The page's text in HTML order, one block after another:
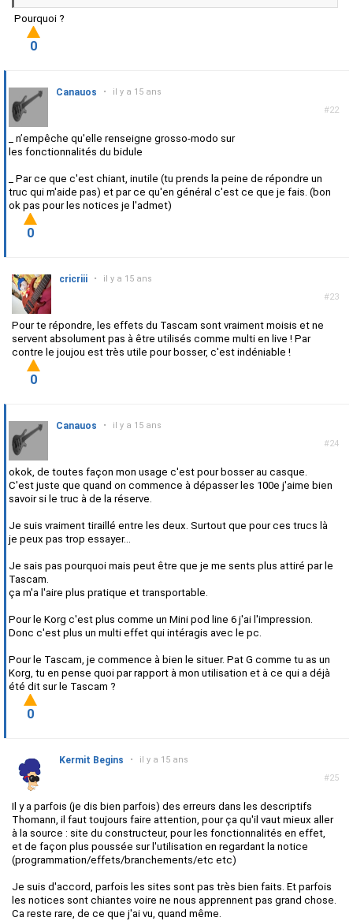
Pourquoi ?
0
#22
Canauos • il y a 15 ans
_ n’empêche qu'elle renseigne grosso-modo sur
les fonctionnalités du bidule
_ Par ce que c'est chiant, inutile (tu prends la peine de répondre un
truc qui m'aide pas) et par ce qu'en général c'est ce que je fais. (bon
ok pas pour les notices je l'admet)
0
#23
cricriii • il y a 15 ans
Pour te répondre, les effets du Tascam sont vraiment moisis et ne
servent absolument pas à être utilisés comme multi en live ! Par
contre le joujou est très utile pour bosser, c'est indéniable !
0
#24
Canauos • il y a 15 ans
okok, de toutes façon mon usage c'est pour bosser au casque.
C'est juste que quand on commence à dépasser les 100e j'aime bien
savoir si le truc à de la réserve.
Je suis vraiment tiraillé entre les deux. Surtout que pour ces trucs là
je peux pas trop essayer...
Je sais pas pourquoi mais peut être que je me sents plus attiré par le
Tascam.
ça m'a l'aire plus pratique et transportable.
Pour le Korg c'est plus comme un Mini pod line 6 j'ai l'impression.
Donc c'est plus un multi effet qui intéragis avec le pc.
Pour le Tascam, je commence à bien le situer. Pat G comme tu as un
Korg, tu en pense quoi par rapport à mon utilisation et à ce qui a déjà
été dit sur le Tascam ?
0
#25
Kermit Begins • il y a 15 ans
Il y a parfois (je dis bien parfois) des erreurs dans les descriptifs
Thomann, il faut toujours faire attention, pour ça qu'il vaut mieux aller
à la source : site du constructeur, pour les fonctionnalités en effet,
et de façon plus poussée sur l'utilisation en regardant la notice
(programmation/effets/branchements/etc etc)
Je suis d'accord, parfois les sites sont pas très bien faits. Et parfois
les notices sont chiantes voire ne nous apprennent pas grand chose.
Ca reste rare, de ce que j'ai vu, quand même.